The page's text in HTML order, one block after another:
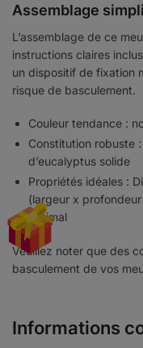
Assemblage
L’assemblage de ce
instructions claires
un dispositif de fixation
risque de basculement.
Couleur tendance :
Constitution robuste
d’eucalyptus solide
Propriétés idéales :
(largeur x
optimal
Veuillez noter que des
basculement de vos
Informations